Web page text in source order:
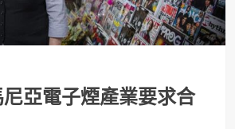
亞電子煙產業要求合